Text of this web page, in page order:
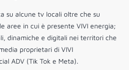
su alcune tv locali oltre che su
aree in cui è presente VIVI energia;
dinamiche e digitali nei territori che
proprietari di VIVI
ADV (Tik Tok e Meta).